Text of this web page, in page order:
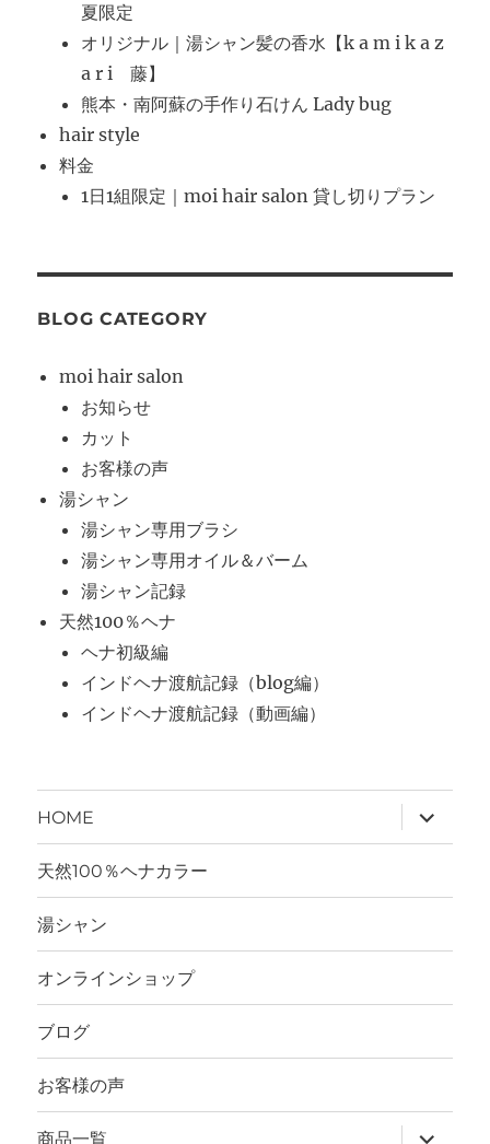
夏限定
オリジナル｜湯シャン髪の香水【k a m i k a z
a r i 藤】
熊本・南阿蘇の手作り石けん Lady bug
hair style
料金
1日1組限定｜moi hair salon 貸し切りプラン
BLOG CATEGORY
moi hair salon
お知らせ
カット
お客様の声
湯シャン
湯シャン専用ブラシ
湯シャン専用オイル＆バーム
湯シャン記録
天然100％ヘナ
ヘナ初級編
インドヘナ渡航記録（blog編）
インドヘナ渡航記録（動画編）
HOME
ブ
メ
ー
開
天然100％ヘナカラー
湯シャン
オンラインショップ
ブログ
お客様の声
商品一覧